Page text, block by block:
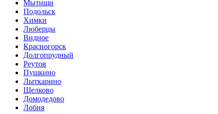
Мытищи
Подольск
Химки
Люберцы
Видное
Красногорск
Долгопрудный
Реутов
Пушкино
Лыткарино
Щелково
Домодедово
Лобня